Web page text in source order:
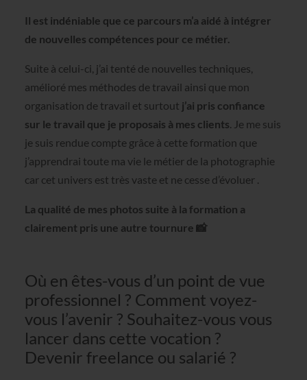
Il est indéniable que ce parcours m’a aidé à intégrer
de nouvelles compétences pour ce métier.
Suite à celui-ci, j’ai tenté de nouvelles techniques,
amélioré mes méthodes de travail ainsi que mon
organisation de travail et surtout j’ai pris confiance
sur le travail que je proposais à mes clients . Je me suis
je suis rendue compte grâce à cette formation que
j’apprendrai toute ma vie le métier de la photographie
car cet univers est très vaste et ne cesse d’évoluer .
La qualité de mes photos suite à la formation a
clairement pris une autre tournure 📸
Où en êtes-vous d’un point de vue
professionnel ? Comment voyez-
vous l’avenir ? Souhaitez-vous vous
lancer dans cette vocation ?
Devenir freelance ou salarié ?